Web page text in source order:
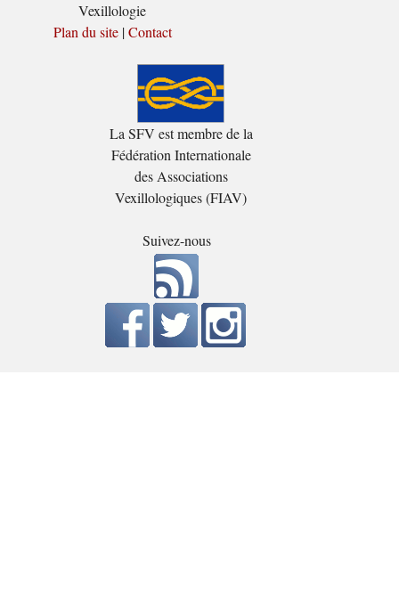
Vexillologie
Plan du site|Contact
La SFV est membre de la
Fédération Internationale
des Associations
Vexillologiques (FIAV)
Suivez-nous